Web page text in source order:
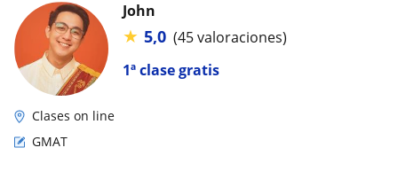
1ª clase gratis
John
★ 5,0 (45 valoraciones)
Clases on line
GMAT